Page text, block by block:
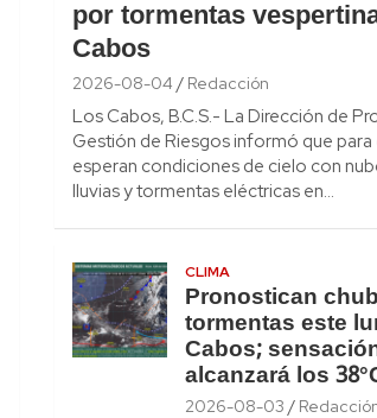
por tormentas
Cabos
2026-08-04 Redacción
Los Cabos, B.C.S.- La Dirección de
Gestión de Riesgos informó que para
esperan condiciones de cielo con
lluvias y tormentas eléctricas en…
CLIMA
Pronostican
tormentas este
Cabos;
alcanzará los
2026-08-03